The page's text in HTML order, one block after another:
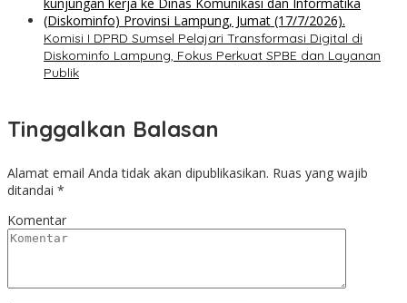
Komisi I DPRD Sumsel Pelajari Transformasi Digital di
Diskominfo Lampung, Fokus Perkuat SPBE dan Layanan
Publik
Tinggalkan Balasan
Alamat email Anda tidak akan dipublikasikan. Ruas yang wajib
ditandai *
Komentar